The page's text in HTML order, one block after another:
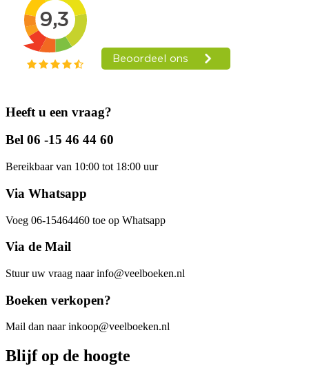
Heeft u een vraag?
Bel 06 -15 46 44 60
Bereikbaar van 10:00 tot 18:00 uur
Via Whatsapp
Voeg 06-15464460 toe op Whatsapp
Via de Mail
Stuur uw vraag naar info@veelboeken.nl
Boeken verkopen?
Mail dan naar inkoop@veelboeken.nl
Blijf op de hoogte